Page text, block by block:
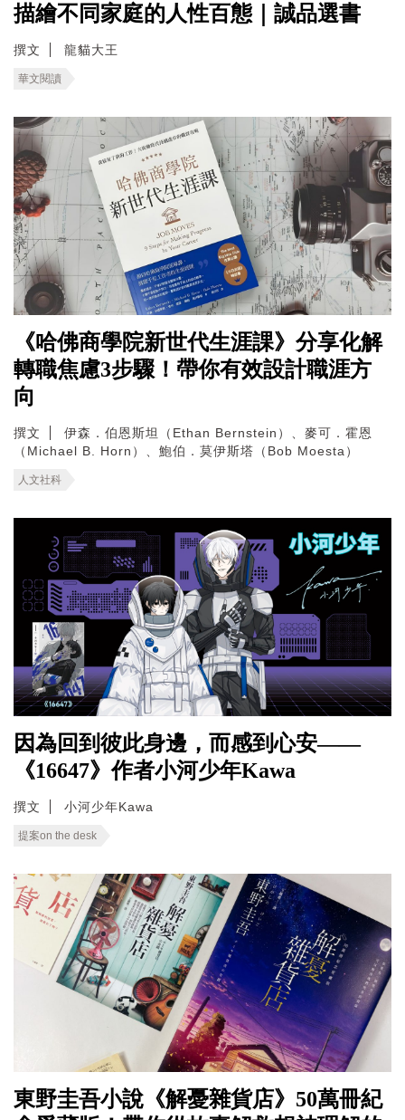
描繪不同家庭的人性百態｜誠品選書
撰文 龍貓大王
華文閱讀
《哈佛商學院新世代生涯課》分享化解
轉職焦慮3步驟！帶你有效設計職涯方
向
撰文
伊森．伯恩斯坦（Ethan Bernstein）、麥可．霍恩
（Michael B. Horn）、鮑伯．莫伊斯塔（Bob Moesta）
人文社科
因為回到彼此身邊，而感到心安——
《16647》作者小河少年Kawa
撰文 小河少年Kawa
提案on the desk
東野圭吾小說《解憂雜貨店》50萬冊紀